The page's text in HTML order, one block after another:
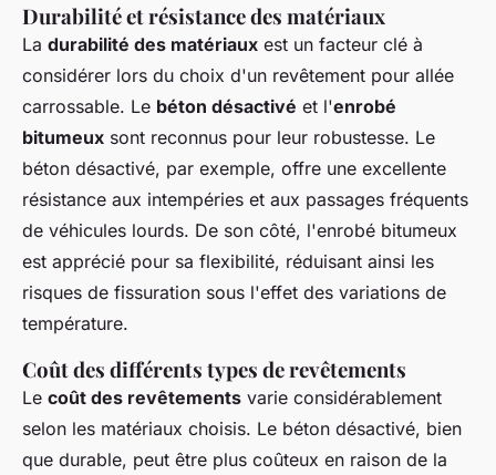
Durabilité et résistance des matériaux
La durabilité des matériaux est un facteur clé à
considérer lors du choix d'un revêtement pour allée
carrossable. Le béton désactivé et l'enrobé
bitumeux sont reconnus pour leur robustesse. Le
béton désactivé, par exemple, offre une excellente
résistance aux intempéries et aux passages fréquents
de véhicules lourds. De son côté, l'enrobé bitumeux
est apprécié pour sa flexibilité, réduisant ainsi les
risques de fissuration sous l'effet des variations de
température.
Coût des différents types de revêtements
Le coût des revêtements varie considérablement
selon les matériaux choisis. Le béton désactivé, bien
que durable, peut être plus coûteux en raison de la